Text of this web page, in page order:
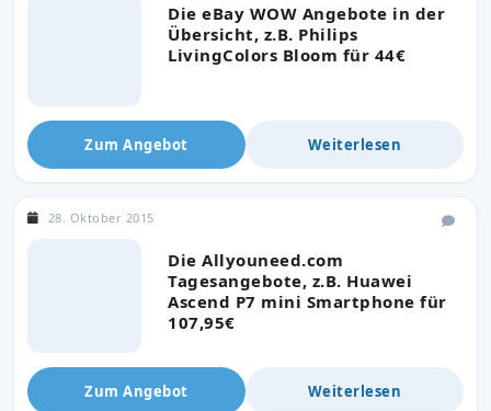
Die eBay WOW Angebote in der
Übersicht, z.B. Philips
LivingColors Bloom für 44€
Zum Angebot Weiterlesen
Die Allyouneed.com
Tagesangebote, z.B. Huawei
Ascend P7 mini Smartphone für
107,95€
28. Oktober 2015
Zum Angebot Weiterlesen